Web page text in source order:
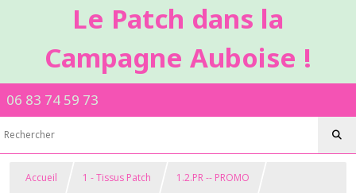
Le Patch dans la
Campagne Auboise !
06 83 74 59 73
Accueil 1 - Tissus Patch 1.2.PR -- PROMO